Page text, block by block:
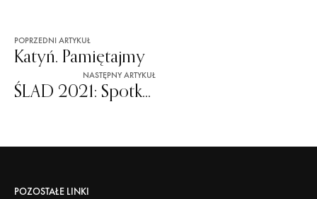
POPRZEDNI ARTYKUŁ
Katyń. Pamiętajmy
NASTĘPNY ARTYKUŁ
ŚLAD 2021: Spotkanie autorskie z Mikołajem Łozińskim
POZOSTAŁE LINKI